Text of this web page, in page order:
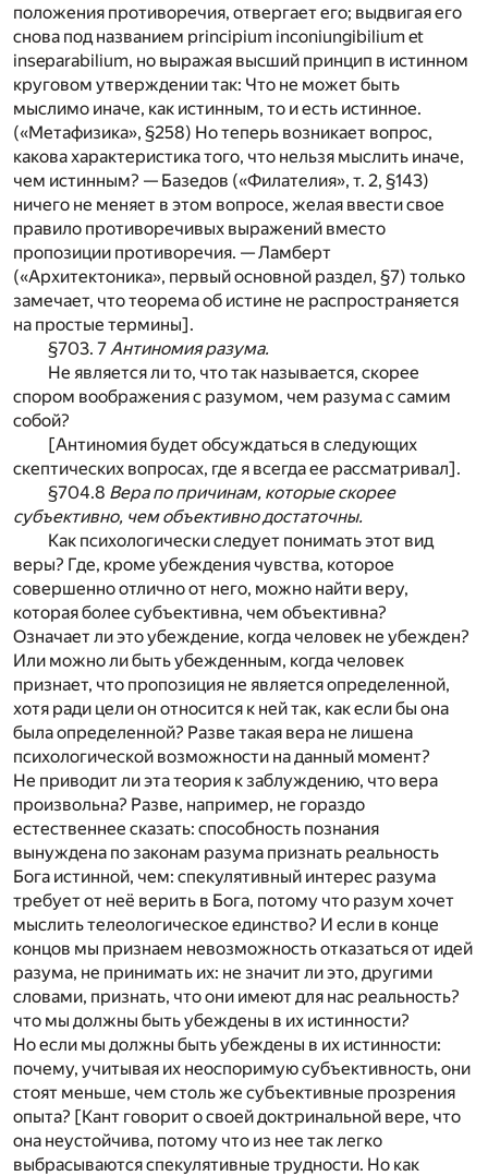
положения противоречия, отвергает его; выдвигая его
снова под названием principium inconiungibilium et
inseparabilium, но выражая высший принцип в истинном
круговом утверждении так: Что не может быть
мыслимо иначе, как истинным, то и есть истинное.
(«Метафизика», §258) Но теперь возникает вопрос,
какова характеристика того, что нельзя мыслить иначе,
чем истинным? — Базедов («Филателия», т. 2, §143)
ничего не меняет в этом вопросе, желая ввести свое
правило противоречивых выражений вместо
пропозиции противоречия. — Ламберт
(«Архитектоника», первый основной раздел, §7) только
замечает, что теорема об истине не распространяется
на простые термины].
§703. 7Антиномия разума.
Не является ли то, что так называется, скорее
спором воображения с разумом, чем разума с самим
собой?
[Антиномия будет обсуждаться в следующих
скептических вопросах, где я всегда ее рассматривал].
§704.8 Вера по причинам, которые скорее
субъективно, чем объективно достаточны.
Как психологически следует понимать этот вид
веры? Где, кроме убеждения чувства, которое
совершенно отлично от него, можно найти веру,
которая более субъективна, чем объективна?
Означает ли это убеждение, когда человек не убежден?
Или можно ли быть убежденным, когда человек
признает, что пропозиция не является определенной,
хотя ради цели он относится к ней так, как если бы она
была определенной? Разве такая вера не лишена
психологической возможности на данный момент?
Не приводит ли эта теория к заблуждению, что вера
произвольна? Разве, например, не гораздо
естественнее сказать: способность познания
вынуждена по законам разума признать реальность
Бога истинной, чем: спекулятивный интерес разума
требует от неё верить в Бога, потому что разум хочет
мыслить телеологическое единство? И если в конце
концов мы признаем невозможность отказаться от идей
разума, не принимать их: не значит ли это, другими
словами, признать, что они имеют для нас реальность?
что мы должны быть убеждены в их истинности?
Но если мы должны быть убеждены в их истинности:
почему, учитывая их неоспоримую субъективность, они
стоят меньше, чем столь же субъективные прозрения
опыта? [Кант говорит о своей доктринальной вере, что
она неустойчива, потому что из нее так легко
выбрасываются спекулятивные трудности. Но как